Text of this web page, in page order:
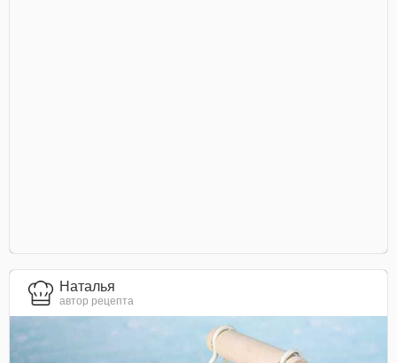
Наталья
автор рецепта